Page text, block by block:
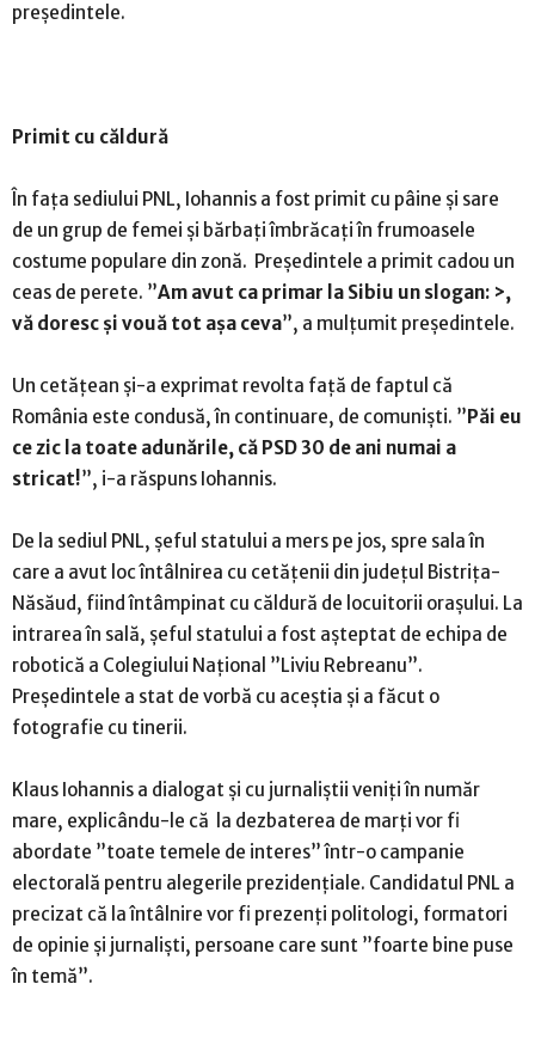
președintele.
Primit cu căldură
În fața sediului PNL, Iohannis a fost primit cu pâine și sare
de un grup de femei și bărbați îmbrăcați în frumoasele
costume populare din zonă. Președintele a primit cadou un
ceas de perete. ”Am avut ca primar la Sibiu un slogan: >,
vă doresc și vouă tot așa ceva”, a mulțumit președintele.
Un cetățean și-a exprimat revolta față de faptul că
România este condusă, în continuare, de comuniști. ” Păi eu
ce zic la toate adunările, că PSD 30 de ani numai a
stricat!”, i-a răspuns Iohannis.
De la sediul PNL, șeful statului a mers pe jos, spre sala în
care a avut loc întâlnirea cu cetățenii din județul Bistrița-
Năsăud, fiind întâmpinat cu căldură de locuitorii orașului. La
intrarea în sală, șeful statului a fost așteptat de echipa de
robotică a Colegiului Național ”Liviu Rebreanu”.
Președintele a stat de vorbă cu aceștia și a făcut o
fotografie cu tinerii.
Klaus Iohannis a dialogat și cu jurnaliștii veniți în număr
mare, explicându-le că la dezbaterea de marţi vor fi
abordate ”toate temele de interes” într-o campanie
electorală pentru alegerile prezidenţiale. Candidatul PNL a
precizat că la întâlnire vor fi prezenţi politologi, formatori
de opinie şi jurnalişti, persoane care sunt ”foarte bine puse
în temă”.